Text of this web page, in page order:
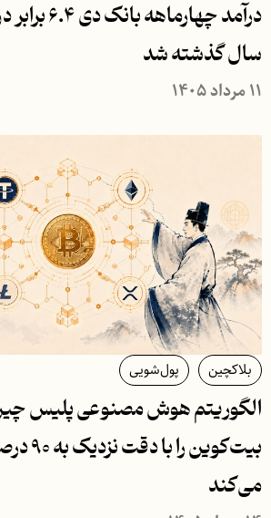
درآمد
سال گذشته شد
۱۱ مرداد ۱۴۰۵
بلاکچین پول‌شویی
الگوریتم هوش مصنوعی پلیس
بیت‌کوین
می‌کند